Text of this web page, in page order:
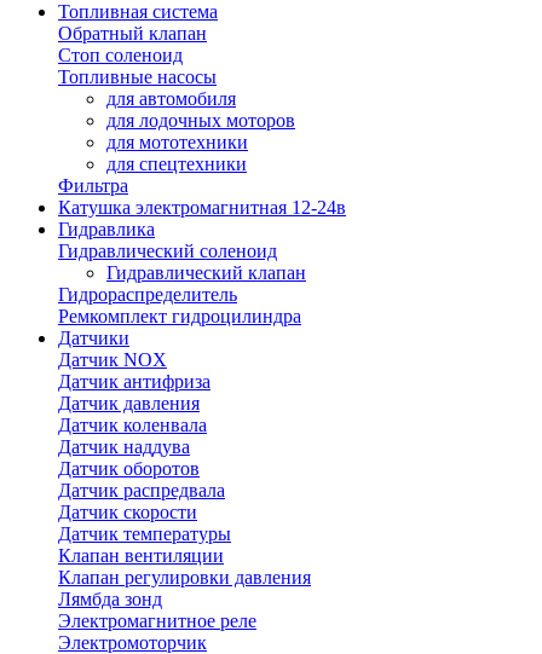
Топливная система
Обратный клапан
Стоп соленоид
Топливные насосы
для автомобиля
для лодочных моторов
для мототехники
для спецтехники
Фильтра
Катушка электромагнитная 12-24в
Гидравлика
Гидравлический соленоид
Гидравлический клапан
Гидрораспределитель
Ремкомплект гидроцилиндра
Датчики
Датчик NOX
Датчик антифриза
Датчик давления
Датчик коленвала
Датчик наддува
Датчик оборотов
Датчик распредвала
Датчик скорости
Датчик температуры
Клапан вентиляции
Клапан регулировки давления
Лямбда зонд
Электромагнитное реле
Электромоторчик